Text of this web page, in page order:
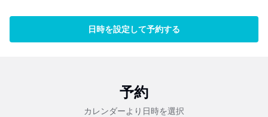
日時を設定して予約する
予約
カレンダーより日時を選択